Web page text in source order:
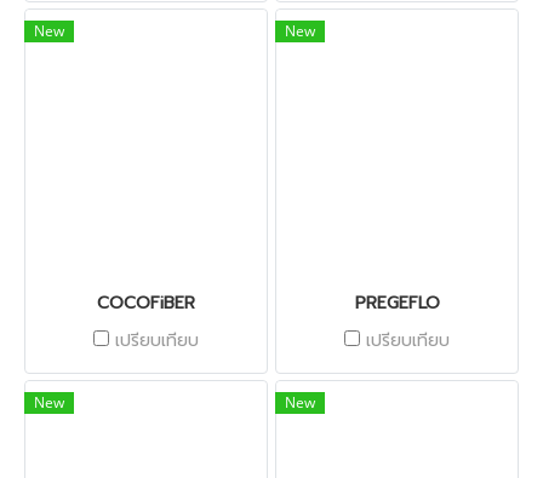
New
COCOFiBER
เปรียบเทียบ
New
PREGEFLO
เปรียบเทียบ
New New